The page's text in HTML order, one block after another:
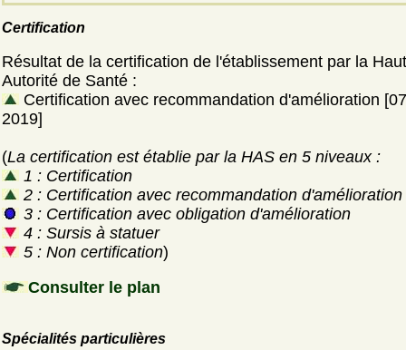
Certification
Résultat de la certification de l'établissement par la
Autorité de Santé :
Certification avec recommandation d'amélioration
2019]
(La certification est établie par la HAS en 5 niveaux :
1 : Certification
2 : Certification avec recommandation d'amélioration
3 : Certification avec obligation d'amélioration
4 : Sursis à statuer
5 : Non certification)
Consulter le plan
Spécialités particulières